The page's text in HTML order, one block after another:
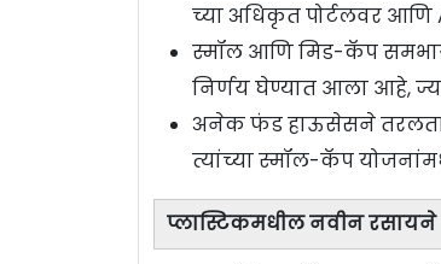
च्या अधिकृत पोर्टलवर आणि
स्मॉल आणि मिड-कॅप
निर्णय घेण्यात आला आहे,
अनेक फंड हाऊसेसने तरलता
त्यांच्या स्मॉल-कॅप
प्लास्टिकमधील नवीन रसायने